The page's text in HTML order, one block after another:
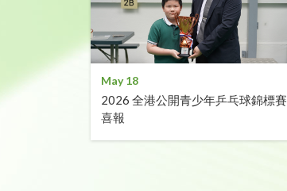
May 18
2026 全港公開青少年乒乓球錦標賽
喜報